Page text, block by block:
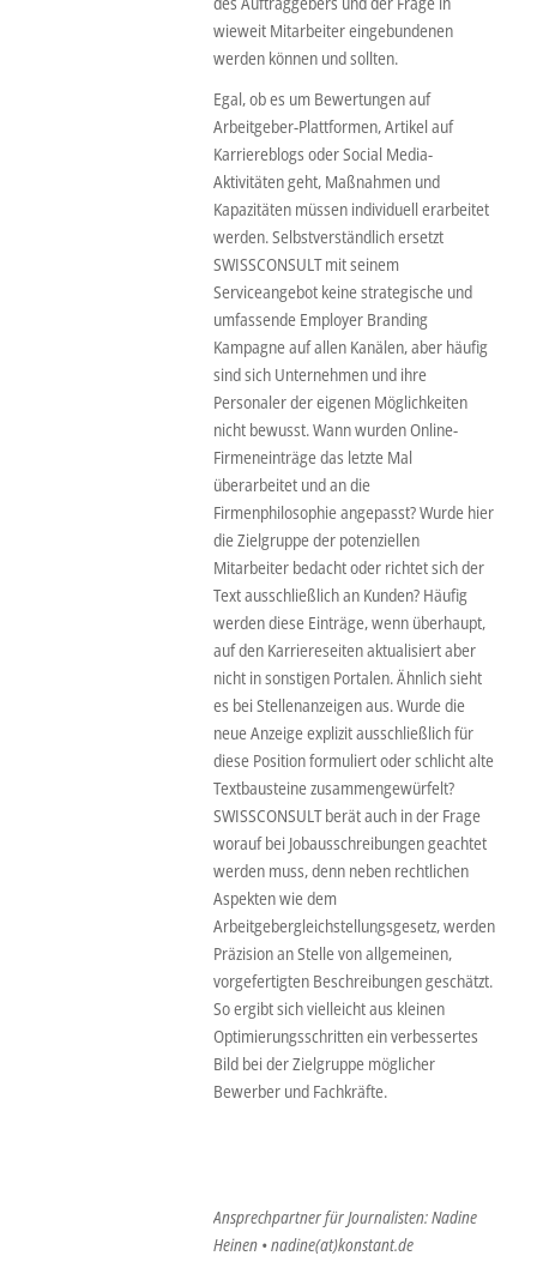
wieweit Mitarbeiter eingebundenen
werden können und sollten.
Egal, ob es um Bewertungen auf
Arbeitgeber-Plattformen, Artikel auf
Karriereblogs oder Social Media-
Aktivitäten geht, Maßnahmen und
Kapazitäten müssen individuell erarbeitet
werden. Selbstverständlich ersetzt
SWISSCONSULT mit seinem
Serviceangebot keine strategische und
umfassende Employer Branding
Kampagne auf allen Kanälen, aber häufig
sind sich Unternehmen und ihre
Personaler der eigenen Möglichkeiten
nicht bewusst. Wann wurden Online-
Firmeneinträge das letzte Mal
überarbeitet und an die
Firmenphilosophie angepasst? Wurde hier
die Zielgruppe der potenziellen
Mitarbeiter bedacht oder richtet sich der
Text ausschließlich an Kunden? Häufig
werden diese Einträge, wenn überhaupt,
auf den Karriereseiten aktualisiert aber
nicht in sonstigen Portalen. Ähnlich sieht
es bei Stellenanzeigen aus. Wurde die
neue Anzeige explizit ausschließlich für
diese Position formuliert oder schlicht alte
Textbausteine zusammengewürfelt?
SWISSCONSULT berät auch in der Frage
worauf bei Jobausschreibungen geachtet
werden muss, denn neben rechtlichen
Aspekten wie dem
Arbeitgebergleichstellungsgesetz, werden
Präzision an Stelle von allgemeinen,
vorgefertigten Beschreibungen geschätzt.
So ergibt sich vielleicht aus kleinen
Optimierungsschritten ein verbessertes
Bild bei der Zielgruppe möglicher
Bewerber und Fachkräfte.
Ansprechpartner für Journalisten: Nadine
Heinen • nadine(at)konstant.de